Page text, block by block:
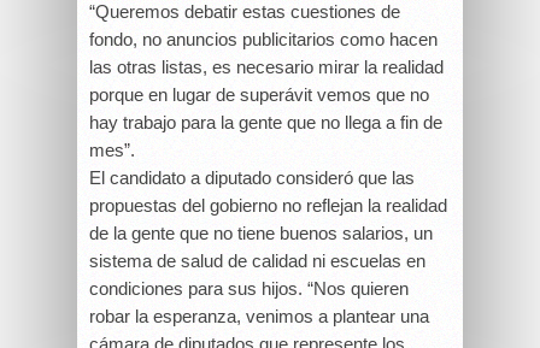
“Queremos debatir estas cuestiones de
fondo, no anuncios publicitarios como hacen
las otras listas, es necesario mirar la realidad
porque en lugar de superávit vemos que no
hay trabajo para la gente que no llega a fin de
mes”.
El candidato a diputado consideró que las
propuestas del gobierno no reflejan la realidad
de la gente que no tiene buenos salarios, un
sistema de salud de calidad ni escuelas en
condiciones para sus hijos. “Nos quieren
robar la esperanza, venimos a plantear una
cámara de diputados que represente los